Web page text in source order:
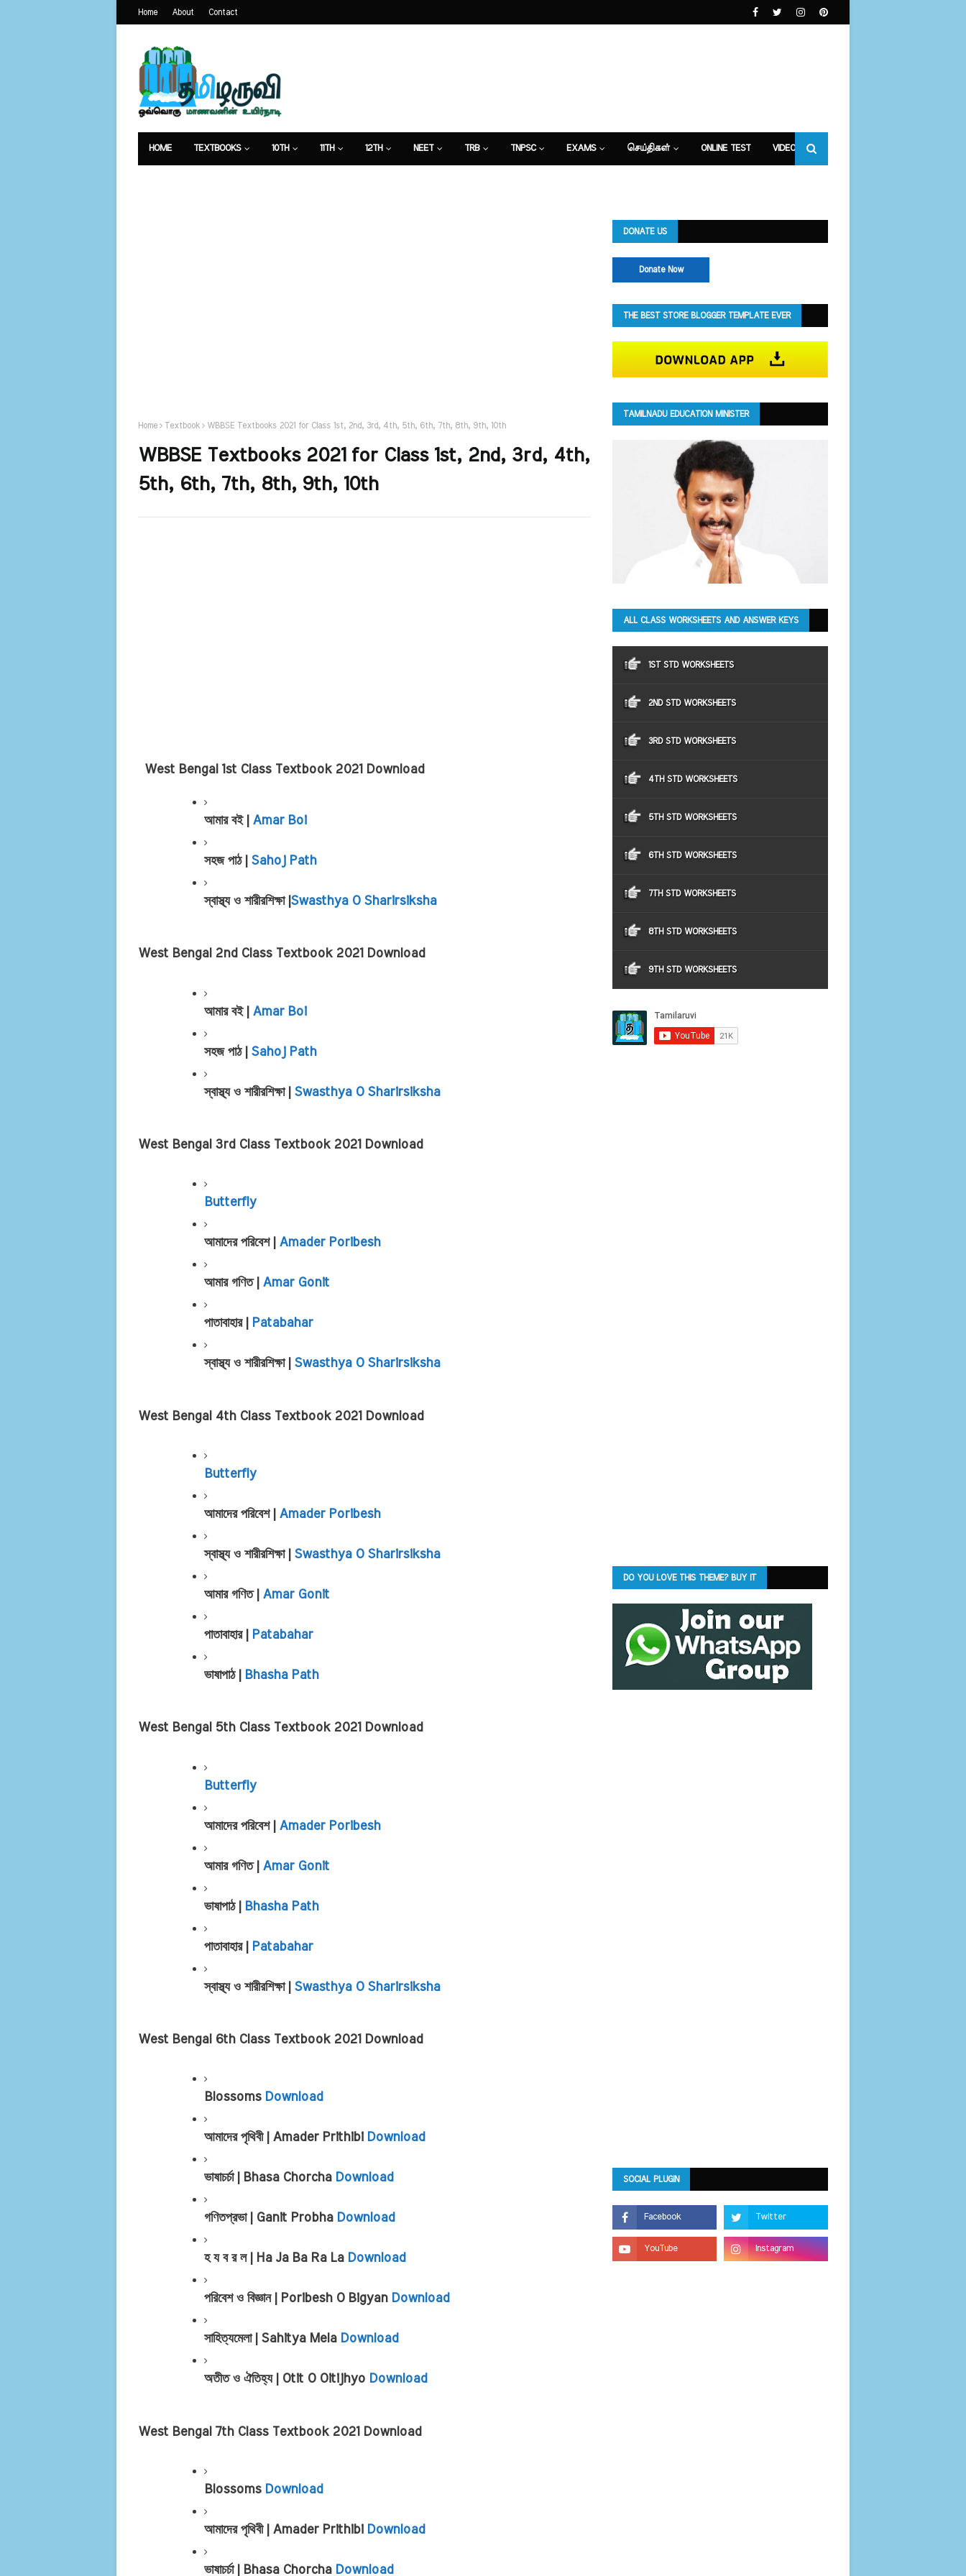
Home About Contact
HOME TEXTBOOKS 10TH 11TH 12TH NEET TRB TNPSC EXAMS செய்திகள் ONLINE TEST VIDEOS
Home Textbook WBBSE Textbooks 2021 for Class 1st, 2nd, 3rd, 4th, 5th, 6th, 7th, 8th, 9th, 10th
WBBSE Textbooks 2021 for Class 1st, 2nd, 3rd, 4th,
5th, 6th, 7th, 8th, 9th, 10th
West Bengal 1st Class Textbook 2021 Download
আমার বই | Amar Boi
সহজ পাঠ | Sahoj Path
স্বাস্থ্য ও শারীরশিক্ষা | Swasthya O Sharirsiksha
West Bengal 2nd Class Textbook 2021 Download
আমার বই | Amar Boi
সহজ পাঠ | Sahoj Path
স্বাস্থ্য ও শারীরশিক্ষা | Swasthya O Sharirsiksha
West Bengal 3rd Class Textbook 2021 Download
Butterfly
আমাদের পরিবেশ | Amader Poribesh
আমার গণিত | Amar Gonit
পাতাবাহার | Patabahar
স্বাস্থ্য ও শারীরশিক্ষা | Swasthya O Sharirsiksha
West Bengal 4th Class Textbook 2021 Download
Butterfly
আমাদের পরিবেশ | Amader Poribesh
স্বাস্থ্য ও শারীরশিক্ষা | Swasthya O Sharirsiksha
আমার গণিত | Amar Gonit
পাতাবাহার | Patabahar
ভাষাপাঠ | Bhasha Path
West Bengal 5th Class Textbook 2021 Download
Butterfly
আমাদের পরিবেশ | Amader Poribesh
আমার গণিত | Amar Gonit
ভাষাপাঠ | Bhasha Path
পাতাবাহার | Patabahar
স্বাস্থ্য ও শারীরশিক্ষা | Swasthya O Sharirsiksha
West Bengal 6th Class Textbook 2021 Download
Blossoms Download
আমাদের পৃথিবী | Amader Prithibi Download
ভাষাচর্চা | Bhasa Chorcha Download
গণিতপ্রভা | Ganit Probha Download
হ য ব র ল | Ha Ja Ba Ra La Download
পরিবেশ ও বিজ্ঞান | Poribesh O Bigyan Download
সাহিত্যমেলা | Sahitya Mela Download
অতীত ও ঐতিহ্য | Otit O Oitijhyo Download
West Bengal 7th Class Textbook 2021 Download
Blossoms Download
আমাদের পৃথিবী | Amader Prithibi Download
ভাষাচর্চা | Bhasa Chorcha Download
DONATE US
Donate Now
THE BEST STORE BLOGGER TEMPLATE EVER
TAMILNADU EDUCATION MINISTER
ALL CLASS WORKSHEETS AND ANSWER KEYS
1ST STD WORKSHEETS
2ND STD WORKSHEETS
3RD STD WORKSHEETS
4TH STD WORKSHEETS
5TH STD WORKSHEETS
6TH STD WORKSHEETS
7TH STD WORKSHEETS
8TH STD WORKSHEETS
9TH STD WORKSHEETS
DO YOU LOVE THIS THEME? BUY IT
SOCIAL PLUGIN